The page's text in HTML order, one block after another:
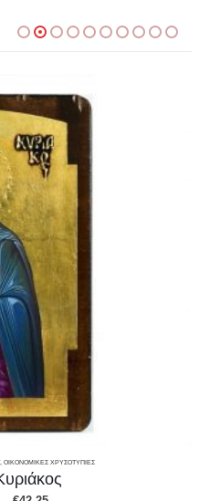
, ΟΙΚΟΝΟΜΙΚΕΣ ΧΡΥΣΟΤΥΠΙΕΣ